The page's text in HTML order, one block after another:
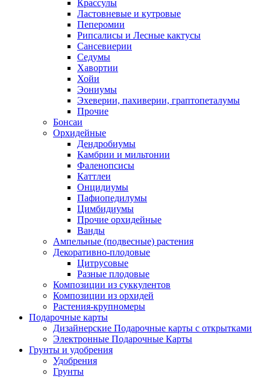
Крассулы
Ластовневые и кутровые
Пеперомии
Рипсалисы и Лесные кактусы
Сансевиерии
Седумы
Хавортии
Хойи
Эониумы
Эхеверии, пахиверии, граптопеталумы
Прочие
Бонсаи
Орхидейные
Дендробиумы
Камбрии и мильтонии
Фаленопсисы
Каттлеи
Онцидиумы
Пафиопедилумы
Цимбидиумы
Прочие орхидейные
Ванды
Ампельные (подвесные) растения
Декоративно-плодовые
Цитрусовые
Разные плодовые
Композиции из суккулентов
Композиции из орхидей
Растения-крупномеры
Подарочные карты
Дизайнерские Подарочные карты с открытками
Электронные Подарочные Карты
Грунты и удобрения
Удобрения
Грунты